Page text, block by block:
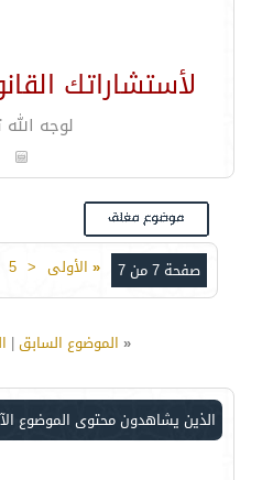
لأستشاراتك
لوجه
صفحة 7 من 7 « الأولى <
5
« الموضوع السابق|
الذين يشاهدون محتوى الموضوع الآن